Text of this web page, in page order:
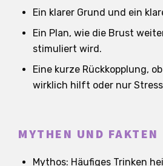
Ein klarer Grund und ein
Ein Plan, wie die Brust
stimuliert wird.
Eine kurze Rückkopplung,
wirklich hilft oder nur
MYTHEN UND FAKTEN
Mythos: Häufiges Trinken